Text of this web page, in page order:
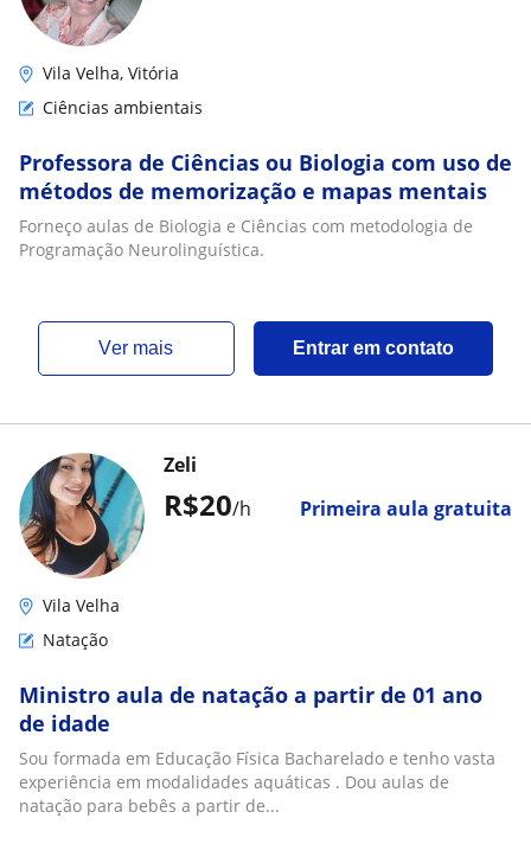
Vila Velha, Vitória
Ciências ambientais
Professora de Ciências ou Biologia com uso de
métodos de memorização e mapas mentais
Forneço aulas de Biologia e Ciências com metodologia de
Programação Neurolinguística.
ver mais Entrar em contato
R$20/h Primeira aula gratuita
Zeli
Vila Velha
Natação
Ministro aula de natação a partir de 01 ano
de idade
Sou formada em Educação Física Bacharelado e tenho vasta
experiência em modalidades aquáticas . Dou aulas de
natação para bebês a partir de...